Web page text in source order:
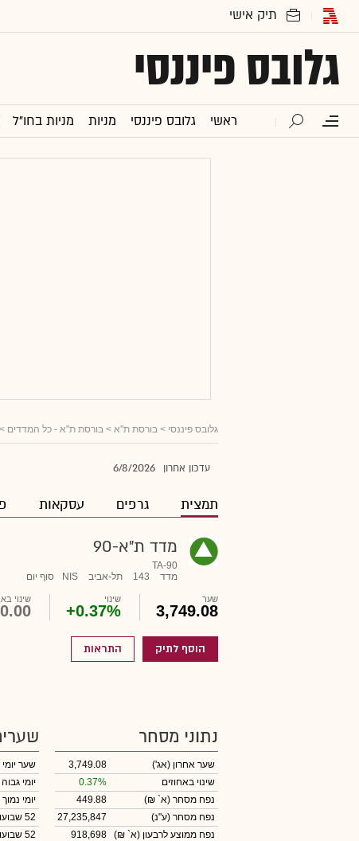
גלובס פיננסי
ראשי גלובס פיננסי מניות מניות בחו"ל
גלובס פיננסי > בורסת ת"א > בורסת ת"א - כל המדדים >
עדכון אחרון 6/8/2026
תמצית גרפים עסקאות
מדד ת"א-90
TA-90
מדד
143 תל-אביב NIS סוף יום
שער
3,749.08
שינוי
+0.37%
שינוי
0.00
הוסף לתיק התראות
נתוני מסחר
שער אחרון (אג')
3,749.08
שינוי באחוזים
0.37%
נפח מסחר (א` ₪)
449.88
נפח מסחר (ע"נ)
27,235,847
נפח ממוצע לרבעון (א` ₪)
918,698
שער
יומי גבוה
יומי נמוך
52 שבועות גבוה
52 שבועות נמוך